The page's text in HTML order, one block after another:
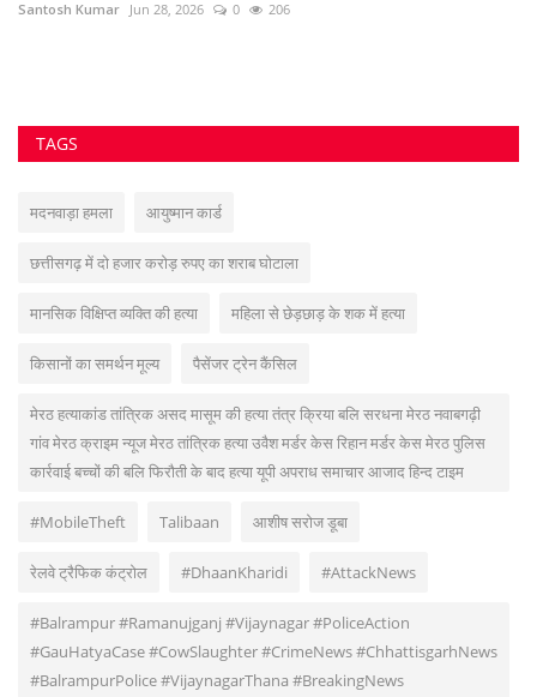
Santosh Kumar Jun 28, 2026 0 206
TAGS
मदनवाड़ा हमला आयुष्मान कार्ड
छत्तीसगढ़ में दो हजार करोड़ रुपए का शराब घोटाला
मानसिक विक्षिप्त व्यक्ति की हत्या महिला से छेड़छाड़ के शक में हत्या
किसानों का समर्थन मूल्य पैसेंजर ट्रेन कैंसिल
मेरठ हत्याकांड तांत्रिक असद मासूम की हत्या तंत्र क्रिया बलि सरधना मेरठ नवाबगढ़ी
गांव मेरठ क्राइम न्यूज मेरठ तांत्रिक हत्या उवैश मर्डर केस रिहान मर्डर केस मेरठ पुलिस
कार्रवाई बच्चों की बलि फिरौती के बाद हत्या यूपी अपराध समाचार आजाद हिन्द टाइम
#MobileTheft Talibaan आशीष सरोज डूबा
रेलवे ट्रैफिक कंट्रोल #DhaanKharidi #AttackNews
#Balrampur #Ramanujganj #Vijaynagar #PoliceAction
#GauHatyaCase #CowSlaughter #CrimeNews #ChhattisgarhNews
#BalrampurPolice #VijaynagarThana #BreakingNews